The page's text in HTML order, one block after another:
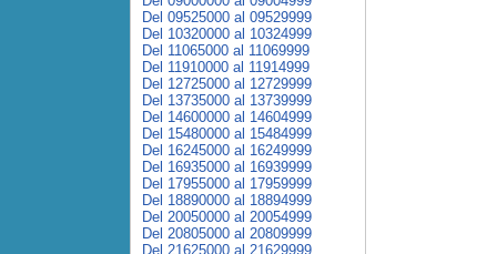
Del 09525000 al 09529999
Del 10320000 al 10324999
Del 11065000 al 11069999
Del 11910000 al 11914999
Del 12725000 al 12729999
Del 13735000 al 13739999
Del 14600000 al 14604999
Del 15480000 al 15484999
Del 16245000 al 16249999
Del 16935000 al 16939999
Del 17955000 al 17959999
Del 18890000 al 18894999
Del 20050000 al 20054999
Del 20805000 al 20809999
Del 21625000 al 21629999